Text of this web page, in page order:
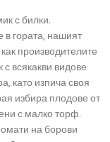
с билки.
в гората, нашият
производителите
всякакви видове
като изпича своя
избира плодове от
с малко торф.
на борови